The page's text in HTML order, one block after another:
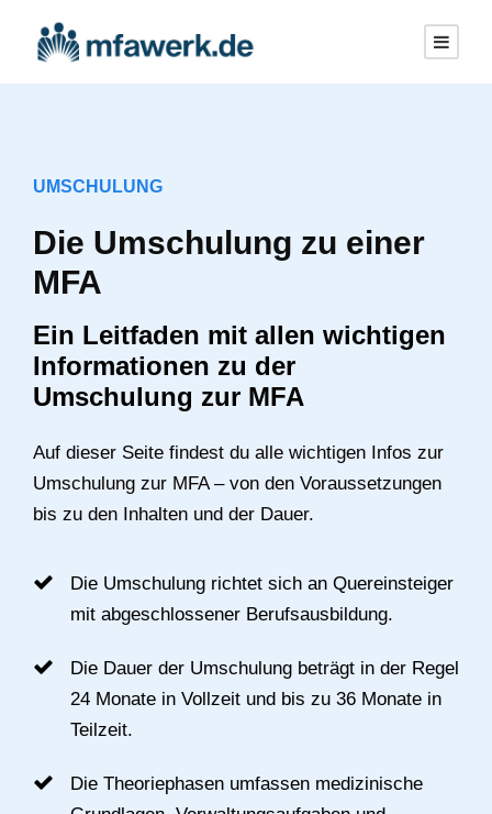
UMSCHULUNG
Die Umschulung zu einer
MFA
Ein Leitfaden mit allen wichtigen
Informationen zu der
Umschulung zur MFA
Auf dieser Seite findest du alle wichtigen Infos zur
Umschulung zur MFA – von den Voraussetzungen
bis zu den Inhalten und der Dauer.
Die Umschulung richtet sich an Quereinsteiger
mit abgeschlossener Berufsausbildung.
Die Dauer der Umschulung beträgt in der Regel
24 Monate in Vollzeit und bis zu 36 Monate in
Teilzeit.
Die Theoriephasen umfassen medizinische